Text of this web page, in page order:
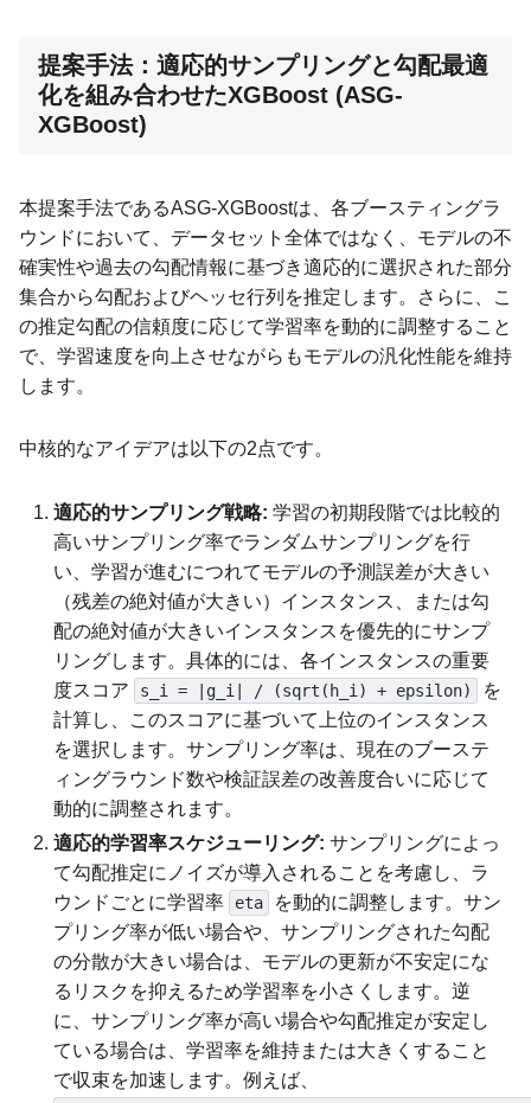
提案手法：適応的サンプリングと勾配最適
化を組み合わせたXGBoost (ASG-
XGBoost)
本提案手法であるASG-XGBoostは、各ブースティングラ
ウンドにおいて、データセット全体ではなく、モデルの不
確実性や過去の勾配情報に基づき適応的に選択された部分
集合から勾配およびヘッセ行列を推定します。さらに、こ
の推定勾配の信頼度に応じて学習率を動的に調整すること
で、学習速度を向上させながらもモデルの汎化性能を維持
します。
中核的なアイデアは以下の2点です。
適応的サンプリング戦略: 学習の初期段階では比較的
高いサンプリング率でランダムサンプリングを行
い、学習が進むにつれてモデルの予測誤差が大きい
（残差の絶対値が大きい）インスタンス、または勾
配の絶対値が大きいインスタンスを優先的にサンプ
リングします。具体的には、各インスタンスの重要
度スコア
s_i = |g_i| / (sqrt(h_i) + epsilon)
を
計算し、このスコアに基づいて上位のインスタンス
を選択します。サンプリング率は、現在のブーステ
ィングラウンド数や検証誤差の改善度合いに応じて
動的に調整されます。
適応的学習率スケジューリング: サンプリングによっ
て勾配推定にノイズが導入されることを考慮し、ラ
ウンドごとに学習率
eta
を動的に調整します。サン
プリング率が低い場合や、サンプリングされた勾配
の分散が大きい場合は、モデルの更新が不安定にな
るリスクを抑えるため学習率を小さくします。逆
に、サンプリング率が高い場合や勾配推定が安定し
ている場合は、学習率を維持または大きくすること
で収束を加速します。例えば、